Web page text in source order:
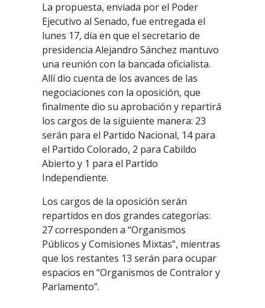
La propuesta, enviada por el Poder
Ejecutivo al Senado, fue entregada el
lunes 17, día en que el secretario de
presidencia Alejandro Sánchez mantuvo
una reunión con la bancada oficialista.
Allí dio cuenta de los avances de las
negociaciones con la oposición, que
finalmente dio su aprobación y repartirá
los cargos de la siguiente manera: 23
serán para el Partido Nacional, 14 para
el Partido Colorado, 2 para Cabildo
Abierto y 1 para el Partido
Independiente.
Los cargos de la oposición serán
repartidos en dos grandes categorías:
27 corresponden a “Organismos
Públicos y Comisiones Mixtas”, mientras
que los restantes 13 serán para ocupar
espacios en “Organismos de Contralor y
Parlamento”.